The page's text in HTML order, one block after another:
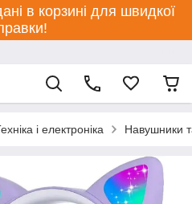
в корзині для швидкої
і електроніка Навушники